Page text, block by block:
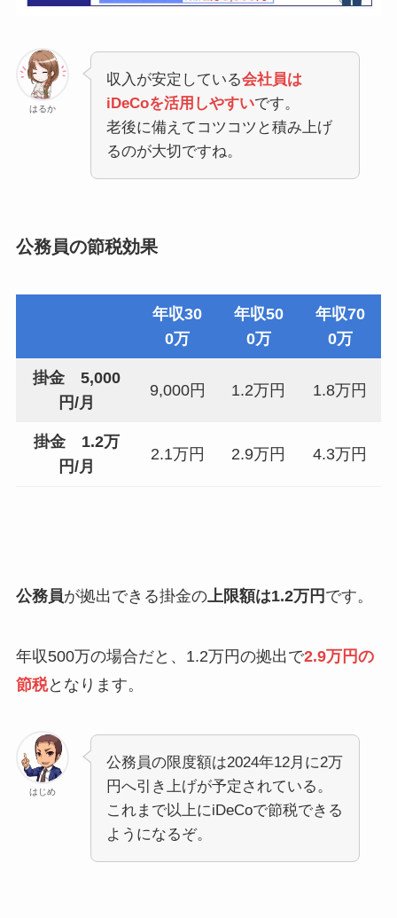
はるか
収入が安定している会社員は
iDeCoを活用しやすいです。
老後に備えてコツコツと積み上げ
るのが大切ですね。
公務員の節税効果
年収30
0万
年収50
0万
年収70
0万
掛金 5,000
円/月
9,000円 1.2万円 1.8万円
掛金 1.2万
円/月
2.1万円 2.9万円 4.3万円
公務員が拠出できる掛金の上限額は1.2万円 です。
年収500万の場合だと、1.2万円の拠出で2.9万円の
節税となります。
はじめ
公務員の限度額は2024年12月に2万
円へ引き上げが予定されている。
これまで以上にiDeCoで節税できる
ようになるぞ。